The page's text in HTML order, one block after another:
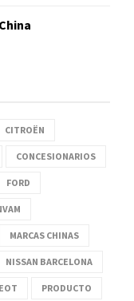
CITROËN
CONCESIONARIOS
FORD
MARCAS CHINAS
NISSAN BARCELONA
PRODUCTO